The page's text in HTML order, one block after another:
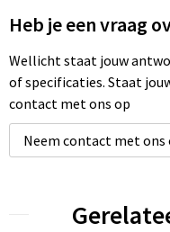
Heb je een vraag
Wellicht staat jouw
of specificaties. Staat
contact met ons op
Neem contact met ons